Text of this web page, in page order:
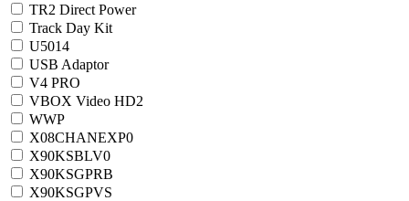
TR2 Direct Power
Track Day Kit
U5014
USB Adaptor
V4 PRO
VBOX Video HD2
WWP
X08CHANEXP0
X90KSBLV0
X90KSGPRB
X90KSGPVS